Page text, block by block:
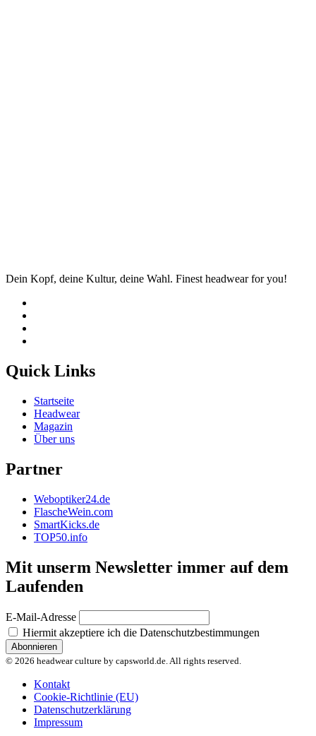
Dein Kopf, deine Kultur, deine Wahl. Finest headwear for you!
Quick Links
Startseite
Headwear
Magazin
Über uns
Partner
Weboptiker24.de
FlascheWein.com
SmartKicks.de
TOP50.info
Mit unserm Newsletter immer auf dem
Laufenden
E-Mail-Adresse
Hiermit akzeptiere ich die Datenschutzbestimmungen
© 2026 headwear culture by capsworld.de. All rights reserved.
Kontakt
Cookie-Richtlinie (EU)
Datenschutzerklärung
Impressum